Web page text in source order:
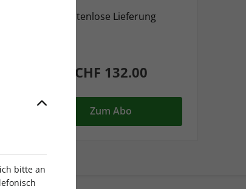
Kostenlose Lieferung
CHF 132.00
Zum Abo
bitte an